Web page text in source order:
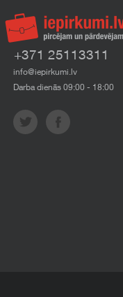
+371 25113311
info@iepirkumi.lv
Darba dienās 09:00 - 18:00